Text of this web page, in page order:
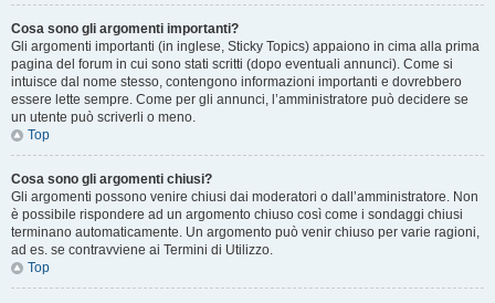
Cosa sono gli argomenti importanti?
Gli argomenti importanti (in inglese, Sticky Topics) appaiono in cima alla prima
pagina del forum in cui sono stati scritti (dopo eventuali annunci). Come si
intuisce dal nome stesso, contengono informazioni importanti e dovrebbero
essere lette sempre. Come per gli annunci, l’amministratore può decidere se
un utente può scriverli o meno.
Top
Cosa sono gli argomenti chiusi?
Gli argomenti possono venire chiusi dai moderatori o dall’amministratore. Non
è possibile rispondere ad un argomento chiuso così come i sondaggi chiusi
terminano automaticamente. Un argomento può venir chiuso per varie ragioni,
ad es. se contravviene ai Termini di Utilizzo.
Top